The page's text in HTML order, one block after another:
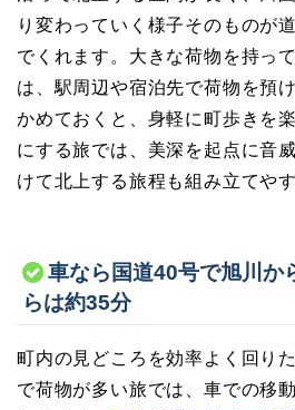
り変わっていく様子そのものが
でくれます。大きな荷物を持っ
は、駅周辺や宿泊先で荷物を預
かめておくと、身軽に町歩きを
にする旅では、美深を起点に音
けて北上する旅程も組み立てや
車なら国道40号で旭川か
らは約35分
町内の見どころを効率よく回り
で荷物が多い旅では、車での移